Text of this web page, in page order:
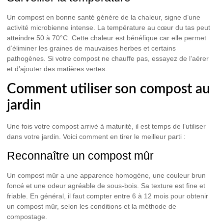
Un compost en bonne santé génère de la chaleur, signe d’une
activité microbienne intense. La température au cœur du tas peut
atteindre 50 à 70°C. Cette chaleur est bénéfique car elle permet
d’éliminer les graines de mauvaises herbes et certains
pathogènes. Si votre compost ne chauffe pas, essayez de l’aérer
et d’ajouter des matières vertes.
Comment utiliser son compost au
jardin
Une fois votre compost arrivé à maturité, il est temps de l’utiliser
dans votre jardin. Voici comment en tirer le meilleur parti :
Reconnaître un compost mûr
Un compost mûr a une apparence homogène, une couleur brun
foncé et une odeur agréable de sous-bois. Sa texture est fine et
friable. En général, il faut compter entre 6 à 12 mois pour obtenir
un compost mûr, selon les conditions et la méthode de
compostage.